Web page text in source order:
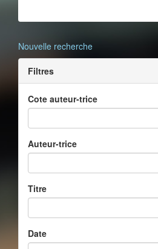
Nouvelle recherche
Filtres
Cote auteur-trice
Auteur-trice
Titre
Date